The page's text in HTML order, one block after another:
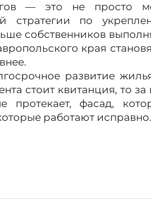
— это не просто
стратегии по
собственников
края
развитие
стоит квитанция, то за
фасад,
работают исправно.